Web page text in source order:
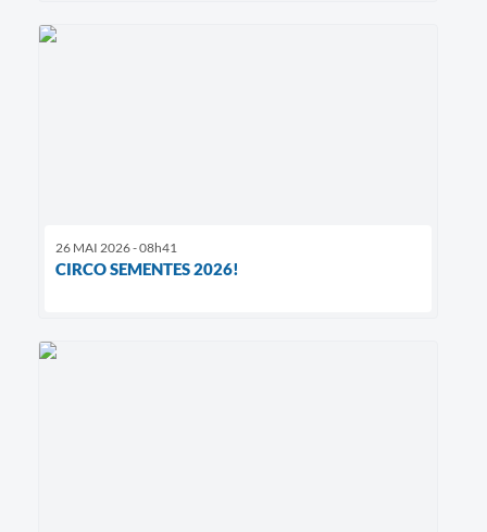
26 MAI 2026 - 08h41
CIRCO SEMENTES 2026!